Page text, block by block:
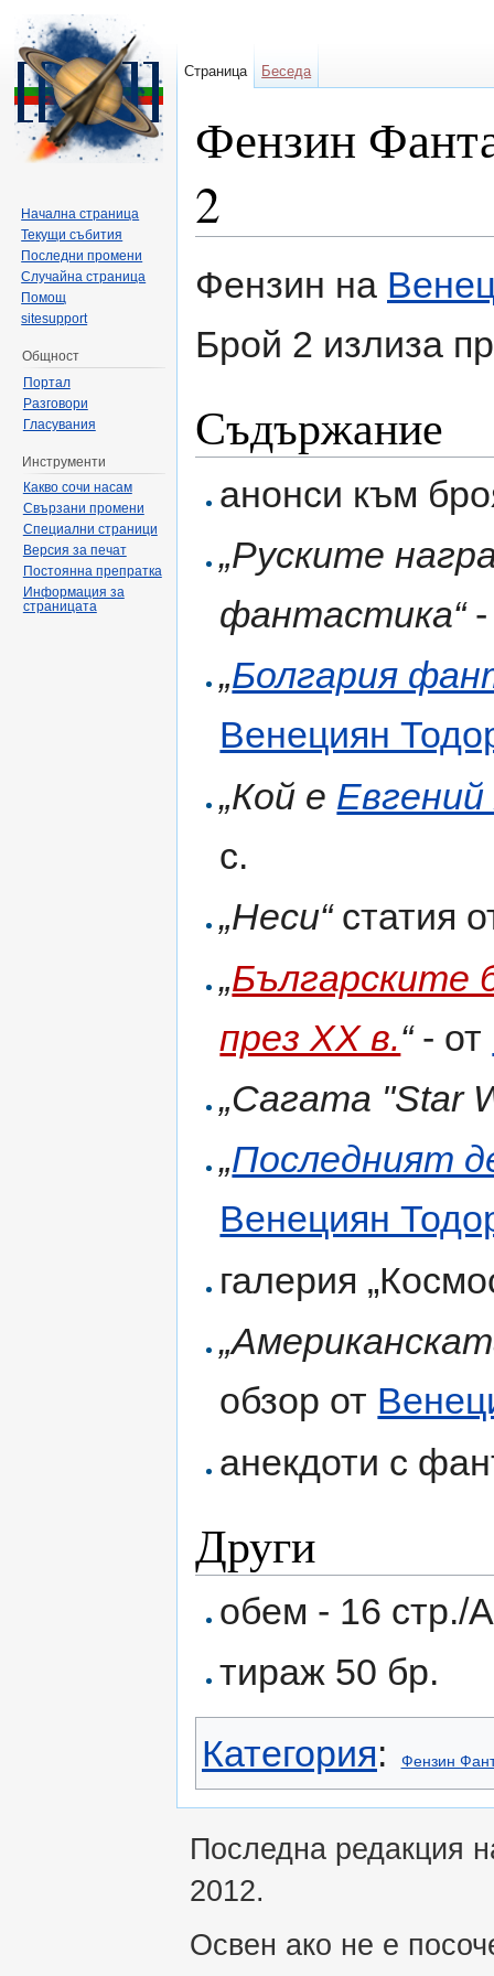
Фензин
2
Фензин на
Брой 2 излиза
Съдържание
анонси към
„Руските
фантастика“-
„Болгария
Венециян
„Кой е
с.
„Неси“статия
„Българските
през ХХ в.“- от
„Сагата "Star
„Последният
Венециян
галерия
обзор от
анекдоти с
Други
обем - 16 стр./
тираж 50 бр.
Категория: Фензин
Страница Беседа
Начална страница
Текущи събития
Последни промени
Случайна страница
Помощ
sitesupport
Общност
Портал
Разговори
Гласувания
Инструменти
Какво сочи насам
Свързани промени
Специални страници
Версия за печат
Постоянна препратка
Информация за
страницата
Последна редакция
2012.
Освен ако не е